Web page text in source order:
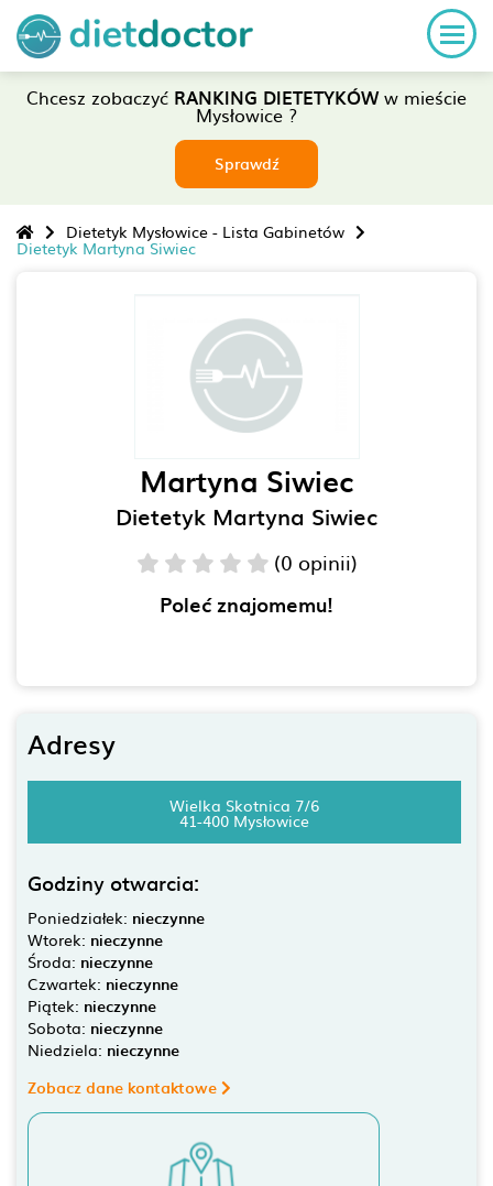
Chcesz zobaczyć RANKING DIETETYKÓWw mieście
Mysłowice ?
Sprawdź
Dietetyk Mysłowice - Lista Gabinetów
Dietetyk Martyna Siwiec
Martyna Siwiec
Dietetyk Martyna Siwiec
(0 opinii)
Poleć znajomemu!
Adresy
Wielka Skotnica 7/6
41-400 Mysłowice
Godziny otwarcia:
Poniedziałek: nieczynne
Wtorek: nieczynne
Środa: nieczynne
Czwartek: nieczynne
Piątek: nieczynne
Sobota: nieczynne
Niedziela: nieczynne
Zobacz dane kontaktowe